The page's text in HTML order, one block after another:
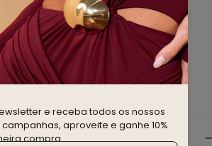
traseiro por zíper invisível,
estruturado.
da modelo
82, cintura 64, quadril 92
e receba todos os nossos
aproveite e ganhe 10%
compra.